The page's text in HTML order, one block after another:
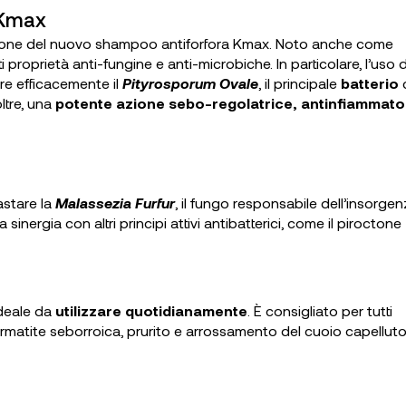
del nuovo shampoo antiforfora Kmax. Noto anche come
anti-fungine e anti-microbiche. In particolare, l’uso
efficacemente il Pityrosporum Ovale , il principale batterio
una potente azione sebo-regolatrice,
la Malassezia Furfur, il fungo responsabile
con altri principi attivi antibatterici, come il piroctone
da utilizzare quotidianamente . È consigliato per tutti
seborroica, prurito e arrossamento del cuoio capelluto.